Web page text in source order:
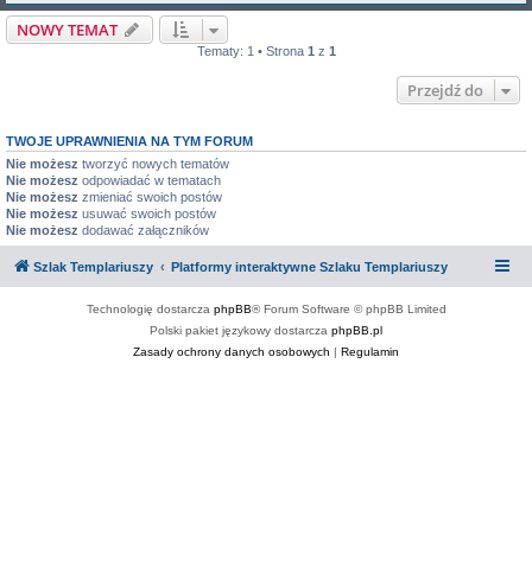
NOWY TEMAT
Tematy: 1 • Strona 1 z 1
Przejdź do
TWOJE UPRAWNIENIA NA TYM FORUM
Nie możesz tworzyć nowych tematów
Nie możesz odpowiadać w tematach
Nie możesz zmieniać swoich postów
Nie możesz usuwać swoich postów
Nie możesz dodawać załączników
Szlak Templariuszy Platformy interaktywne Szlaku Templariuszy
Technologię dostarcza phpBB® Forum Software © phpBB Limited
Polski pakiet językowy dostarcza phpBB.pl
Zasady ochrony danych osobowych | Regulamin